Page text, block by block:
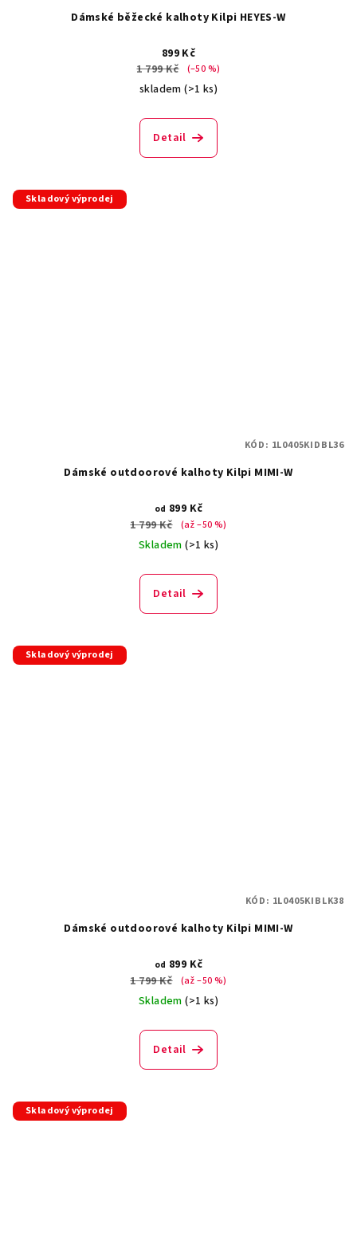
Dámské běžecké kalhoty Kilpi HEYES-W
899 Kč
1 799 Kč
(–50 %)
skladem(>1 ks)
Detail
Skladový výprodej
Dámské outdoorové kalhoty Kilpi MIMI-W
od 899 Kč
1 799 Kč
(až –50 %)
Skladem(>1 ks)
Detail
KÓD: 1L0405KIDBL36
Skladový výprodej
Dámské outdoorové kalhoty Kilpi MIMI-W
od 899 Kč
1 799 Kč
(až –50 %)
Skladem(>1 ks)
Detail
KÓD: 1L0405KIBLK38
Skladový výprodej